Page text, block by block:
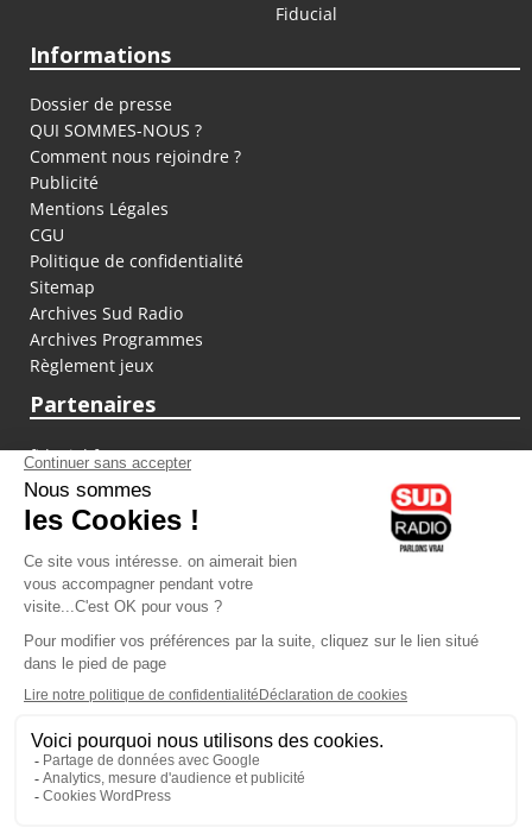
Fiducial
Informations
Dossier de presse
QUI SOMMES-NOUS ?
Comment nous rejoindre ?
Publicité
Mentions Légales
CGU
Politique de confidentialité
Sitemap
Archives Sud Radio
Archives Programmes
Règlement jeux
Partenaires
fiducial.fr
lyoncapitale.fr
olympique-et-lyonnais.com
L'application Iphone / Android
Téléchargez l'application
Les cookies
Gestion des cookies
Crédit photos : ©Sud Radio / Pierre Olivier